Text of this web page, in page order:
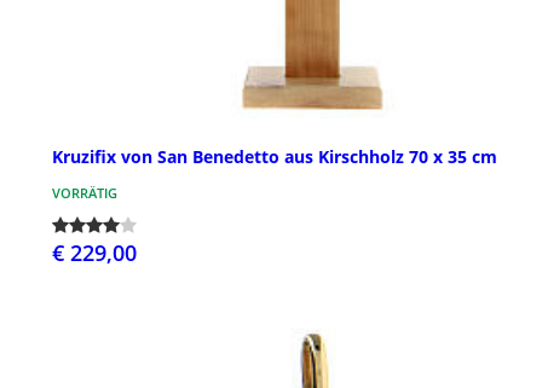
Kruzifix von San Benedetto aus Kirschholz 70 x 35 cm
VORRÄTIG
€ 229,00